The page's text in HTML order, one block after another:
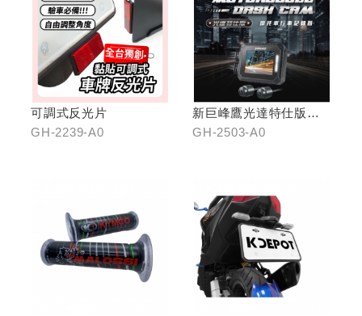
可調式反光片
GH-2239-A0
新巨峰鷹光達特仕版行
車紀錄器
GH-2503-A0